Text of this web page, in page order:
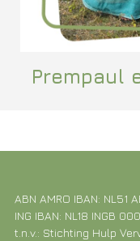
Prempaul
ABN AMRO IBAN: NL51
ING IBAN: NL18 INGB
t.n.v.: Stichting Hulp